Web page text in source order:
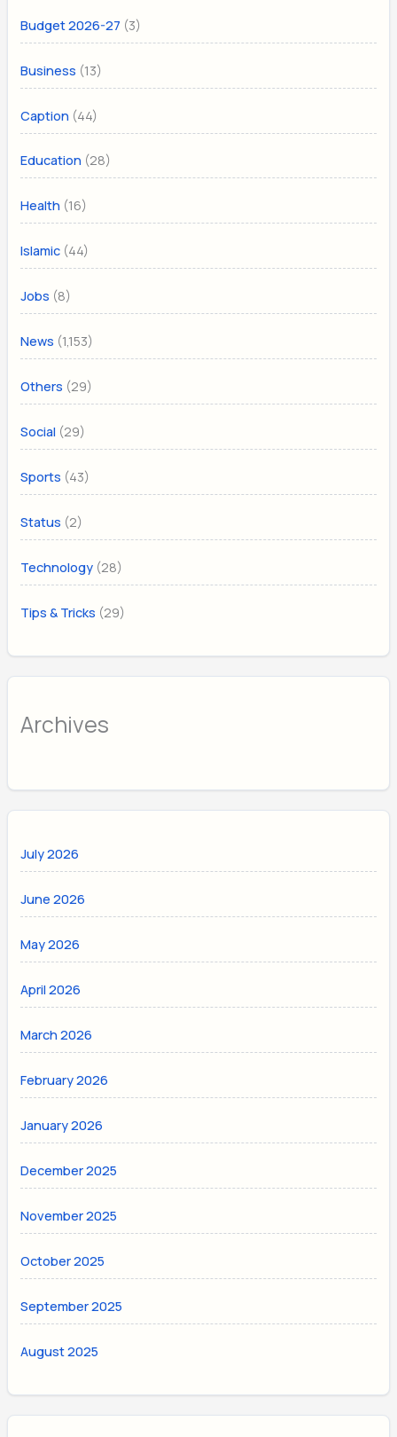
Budget 2026-27 (3)
Business (13)
Caption (44)
Education (28)
Health (16)
Islamic (44)
Jobs (8)
News (1,153)
Others (29)
Social (29)
Sports (43)
Status (2)
Technology (28)
Tips & Tricks (29)
Archives
July 2026
June 2026
May 2026
April 2026
March 2026
February 2026
January 2026
December 2025
November 2025
October 2025
September 2025
August 2025